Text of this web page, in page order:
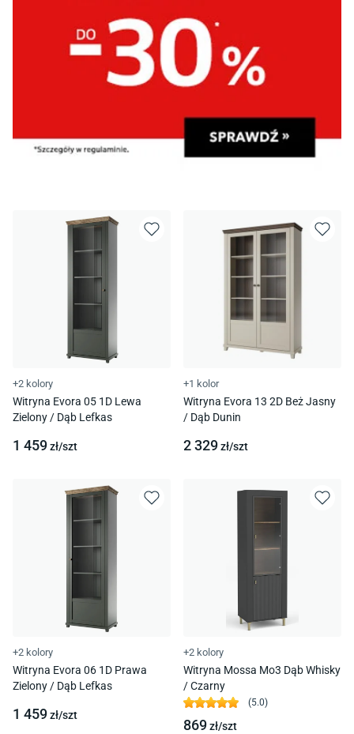
+2 kolory
Witryna Evora 05 1D Lewa
Zielony / Dąb Lefkas
1 459zł/szt
+1 kolor
Witryna Evora 13 2D Beż Jasny
/ Dąb Dunin
2 329zł/szt
+2 kolory
Witryna Evora 06 1D Prawa
Zielony / Dąb Lefkas
1 459zł/szt
+2 kolory
Witryna Mossa Mo3 Dąb Whisky
/ Czarny
(5.0)
869zł/szt